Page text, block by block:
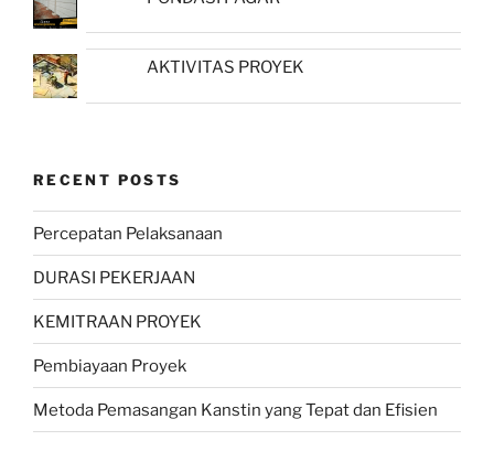
AKTIVITAS PROYEK
RECENT POSTS
Percepatan Pelaksanaan
DURASI PEKERJAAN
KEMITRAAN PROYEK
Pembiayaan Proyek
Metoda Pemasangan Kanstin yang Tepat dan Efisien